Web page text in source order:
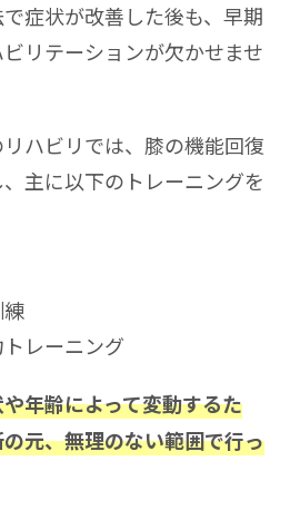
症状が改善した後も、早期
リテーションが欠かせませ
ハビリでは、膝の機能回復
主に以下のトレーニングを
レーニング
年齢によって変動するた
元、無理のない範囲で行っ